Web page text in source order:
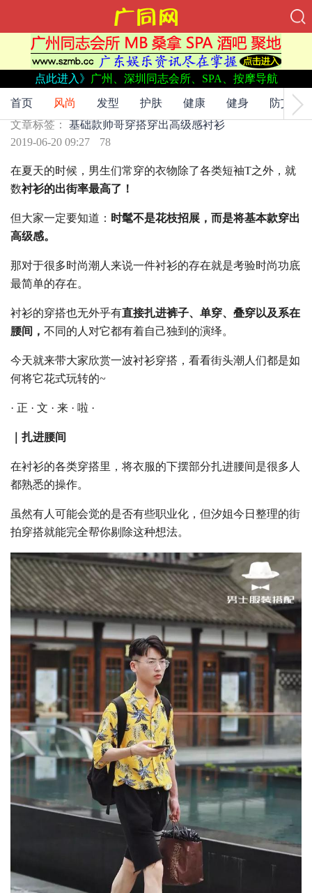
点此进入》 广州、深圳同志会所、SPA、按摩导航
首页 风尚 发型 护肤 健康 健身 防艾
文章标签：基础款帅哥穿搭穿出高级感 衬衫
如何将基础款的衬衫穿出高级感？
文章标签： 基础款帅哥穿搭穿出高级感衬衫
2019-06-20 09:27
78
在夏天的时候，男生们常穿的衣物除了各类短袖T之外，就
数衬衫的出街率最高了！
但大家一定要知道： 时髦不是花枝招展，而是将基本款穿出
高级感。
那对于很多时尚潮人来说一件衬衫的存在就是考验时尚功底
最简单的存在。
衬衫的穿搭也无外乎有直接扎进裤子、单穿、叠穿以及系在
腰间， 不同的人对它都有着自己独到的演绎。
今天就来带大家欣赏一波衬衫穿搭，看看街头潮人们都是如
何将它花式玩转的~
· 正 · 文 · 来 · 啦 ·
｜扎进腰间
在衬衫的各类穿搭里，将衣服的下摆部分扎进腰间是很多人
都熟悉的操作。
虽然有人可能会觉的是否有些职业化，但汐姐今日整理的街
拍穿搭就能完全帮你剔除这种想法。